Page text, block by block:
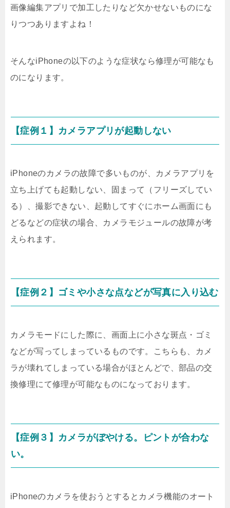
画像編集アプリで加工したりなど欠かせないものにな
りつつありますよね！
そんなiPhoneの以下のような症状なら修理が可能なも
のになります。
【症例１】カメラアプリが起動しない
iPhoneのカメラの故障で多いものが、カメラアプリを
立ち上げても起動しない、固まって（フリーズしてい
る）、撮影できない、起動してすぐにホーム画面にも
どるなどの症状の場合、カメラモジュールの故障が考
えられます。
【症例２】ゴミや小さな点などが写真に入り込む
カメラモードにした際に、画面上に小さな斑点・ゴミ
などが写ってしまっているものです。こちらも、カメ
ラが壊れてしまっている場合がほとんどで、部品の交
換修理にて修理が可能なものになっております。
【症例３】カメラがぼやける。ピントが合わな
い。
iPhoneのカメラを使おうとするとカメラ機能のオート